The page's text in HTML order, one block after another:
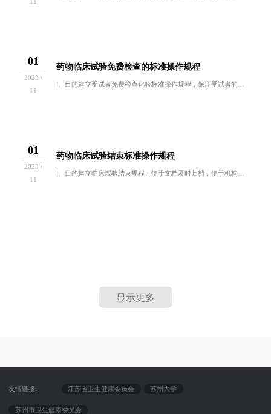
11
01
2023 /
11
药物临床试验免费检查的标准操作规程
Ⅰ、目的建立受试者免费检查化验标准操作规程，保证受试者的相关检查免费，财务结算规范。Ⅱ、范围适用于所有临床试验中受试者免费检查化验时。Ⅲ、依...
01
2023 /
11
药物临床试验结束标准操作规程
Ⅰ、目的建立临床试验结束规程，便于文档及时归档，便于机构办公室管理试验结束流程。Ⅱ、范围适用于所有临床试验结题的过程。Ⅲ、依据《药物临床试验...
显示更多
友情链接: 江苏省卫生健康委员会 苏州大学
苏州市卫生健康委员会